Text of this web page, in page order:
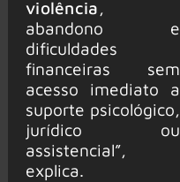
violência,
abandono e
dificuldades
financeiras sem
acesso imediato a
suporte psicológico,
jurídico ou
assistencial”,
explica.